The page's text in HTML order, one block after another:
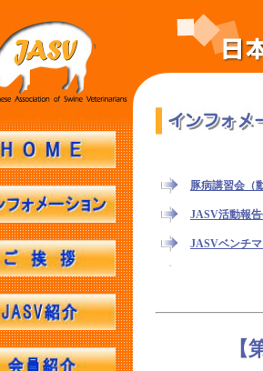
豚病講習会（
JASV活動報
JASVベンチ
第13回JASV
【